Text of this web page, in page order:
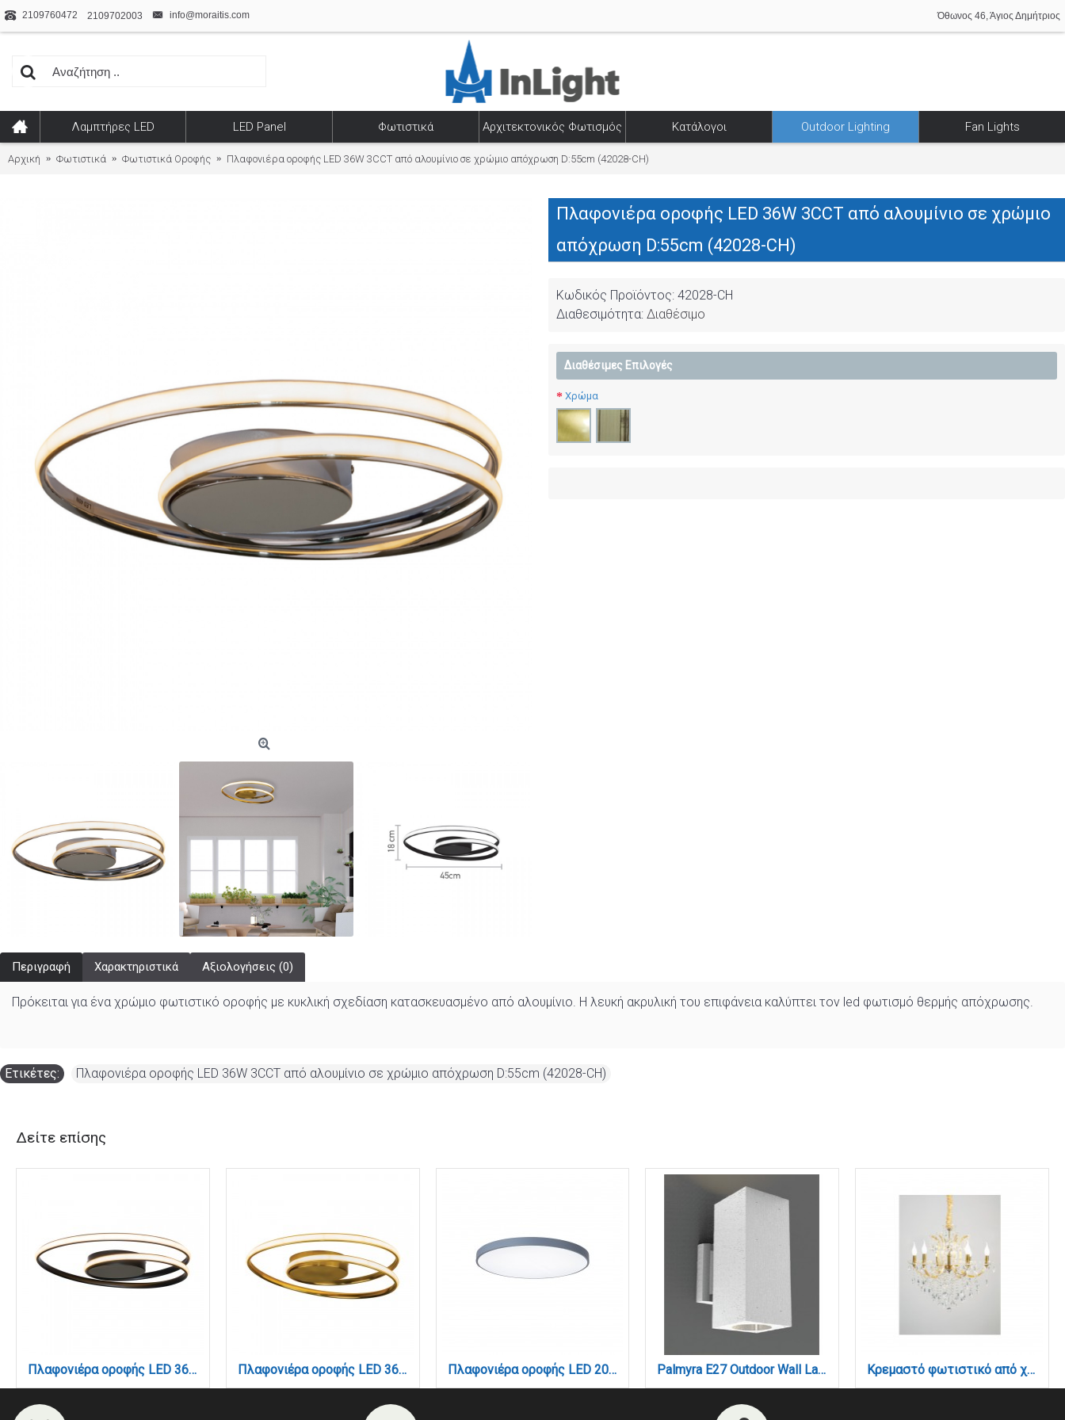
2109760472 2109702003 info@moraitis.com Όθωνος 46, Άγιος Δημήτριος
Λαμπτήρες LED LED Panel Φωτιστικά Αρχιτεκτονικός Φωτισμός Κατάλογοι Outdoor Lighting Fan Lights
Αρχική Φωτιστικά Φωτιστικά Οροφής Πλαφονιέρα οροφής LED 36W 3CCT από αλουμίνιο σε χρώμιο απόχρωση D:55cm (42028-CH)
Πλαφονιέρα οροφής LED 36W 3CCT από αλουμίνιο σε χρώμιο
απόχρωση D:55cm (42028-CH)
Κωδικός Προϊόντος: 42028-CH
Διαθεσιμότητα: Διαθέσιμο
Διαθέσιμες Επιλογές
Χρώμα
Περιγραφή Χαρακτηριστικά Αξιολογήσεις (0)
Πρόκειται για ένα χρώμιο φωτιστικό οροφής με κυκλική σχεδίαση κατασκευασμένο από αλουμίνιο. Η λευκή ακρυλική του επιφάνεια καλύπτει τον led φωτισμό θερμής απόχρωσης.
Ετικέτες: Πλαφονιέρα οροφής LED 36W 3CCT από αλουμίνιο σε χρώμιο απόχρωση D:55cm (42028-CH)
Δείτε επίσης
Πλαφονιέρα οροφής LED 36W 3CCT από αλουμίνιο σε μαύρη απόχρωση D:55cm (42027-BL) Πλαφονιέρα οροφής LED 36W 3CCT από αλουμίνιο σε χρυσαφί απόχρωση D:55cm (42028-GL) Πλαφονιέρα οροφής LED 20W 3CCT (by switch on base) από γκρι μέταλλο και ακρυλικό D:30cm (42035-D-Gray) Palmyra E27 Outdoor Wall Lamp with Up and Down light White (80203924) Κρεμαστό φωτιστικό από χρυσό μέταλλο γυαλί και κρύσταλλα 6XE14 D:70cm (5244-6-Χρυσό)